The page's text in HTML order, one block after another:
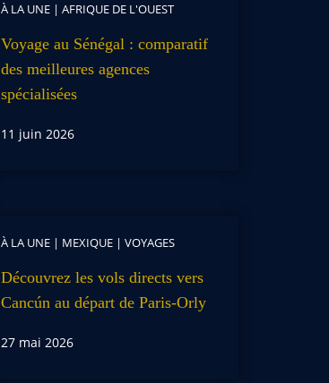
À LA UNE| AFRIQUE DE L'OUEST
Voyage au Sénégal : comparatif
des meilleures agences
spécialisées
11 juin 2026
À LA UNE| MEXIQUE| VOYAGES
Découvrez les vols directs vers
Cancún au départ de Paris-Orly
27 mai 2026